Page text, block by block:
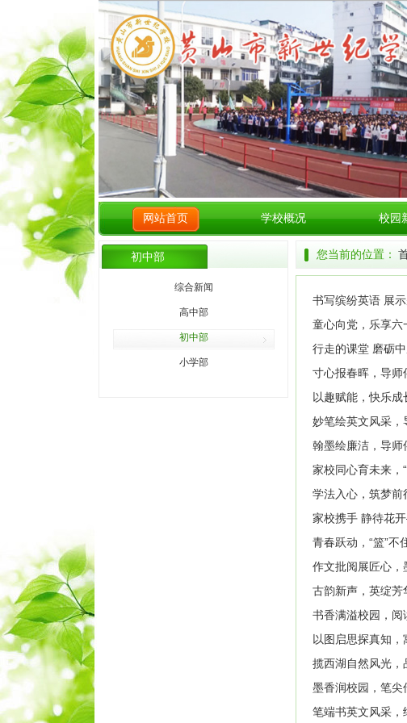
网站首页 学校概况 校园
初中部
综合新闻
高中部
初中部
小学部
您当前的位置：
书写缤纷英语 展
童心向党，乐享六
行走的课堂 磨砺
寸心报春晖，导
以趣赋能，快乐
妙笔绘英文风采
翰墨绘廉洁，导
家校同心育未来
学法入心，筑梦
家校携手 静待花
青春跃动，“篮”
作文批阅展匠心
古韵新声，英绽
书香满溢校园，
以图启思探真知
揽西湖自然风光
墨香润校园，笔
笔端书英文风采，